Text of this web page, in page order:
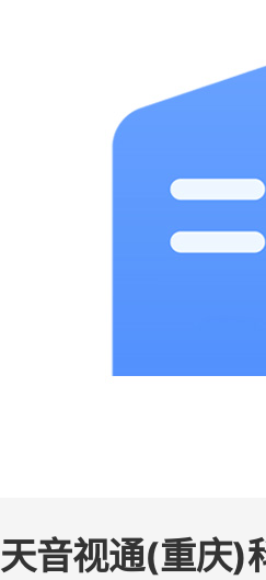
天音视通(重庆)